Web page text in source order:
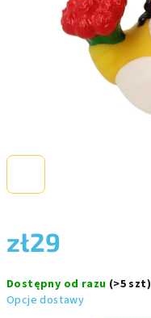
zł29
jednostkowa:
Dostępny od razu (>5 szt)
Opcje dostawy